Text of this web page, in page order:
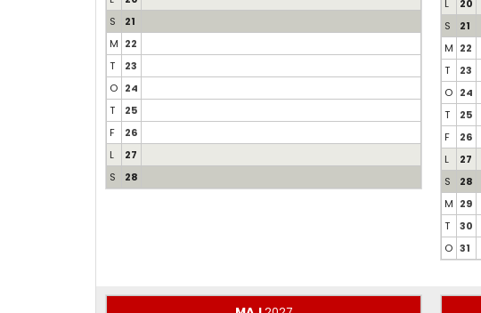
S
21
M 22
T
23
O 24
T
25
F
26
L
27
S
28
L
20
S
21
M 22
T
23
O 24
T
25
F
26
L
27
S
28
M 29
T
30
O 31